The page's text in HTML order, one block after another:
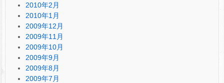
2010年2月
2010年1月
2009年12月
2009年11月
2009年10月
2009年9月
2009年8月
2009年7月